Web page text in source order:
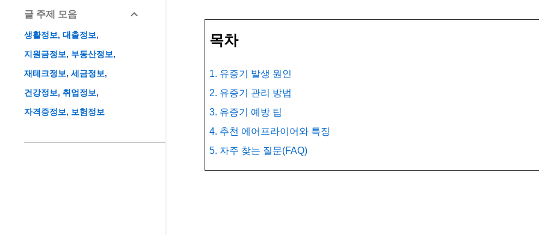
목차
1. 유증기 발생 원인
2. 유증기 관리 방법
3. 유증기 예방 팁
4. 추천 에어프라이어와 특징
5. 자주 찾는 질문(FAQ)
글 주제 모음
생활정보
대출정보
지원금정보
부동산정보
재테크정보
세금정보
건강정보
취업정보
자격증정보
보험정보